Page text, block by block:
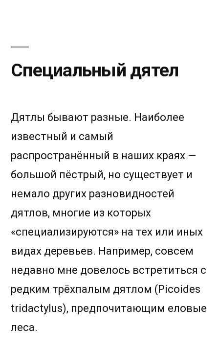
Специальный дятел
Дятлы бывают разные. Наиболее
известный и самый
распространённый в наших краях —
большой пёстрый, но существует и
немало других разновидностей
дятлов, многие из которых
«специализируются» на тех или иных
видах деревьев. Например, совсем
недавно мне довелось встретиться с
редким трёхпалым дятлом (Picoides
tridactylus), предпочитающим еловые
леса.